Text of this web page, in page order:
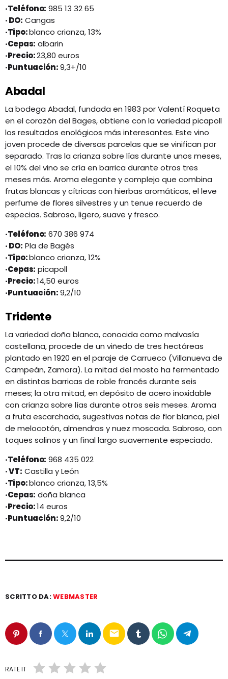
·Teléfono: 985 13 32 65
· DO: Cangas
·Tipo:blanco crianza, 13%
·Cepas: albarin
·Precio:23,80 euros
·Puntuación:9,3+/10
Abadal
La bodega Abadal, fundada en 1983 por Valentí Roqueta
en el corazón del Bages, obtiene con la variedad picapoll
los resultados enológicos más interesantes. Este vino
joven procede de diversas parcelas que se vinifican por
separado. Tras la crianza sobre lías durante unos meses,
el 10% del vino se cría en barrica durante otros tres
meses más. Aroma elegante y complejo que combina
frutas blancas y cítricas con hierbas aromáticas, el leve
perfume de flores silvestres y un tenue recuerdo de
especias. Sabroso, ligero, suave y fresco.
·Teléfono: 670 386 974
· DO: Pla de Bagés
·Tipo:blanco crianza, 12%
·Cepas: picapoll
·Precio:14,50 euros
·Puntuación:9,2/10
Tridente
La variedad doña blanca, conocida como malvasía
castellana, procede de un viñedo de tres hectáreas
plantado en 1920 en el paraje de Carrueco (Villanueva de
Campeán, Zamora). La mitad del mosto ha fermentado
en distintas barricas de roble francés durante seis
meses; la otra mitad, en depósito de acero inoxidable
con crianza sobre lías durante otros seis meses. Aroma
a fruta escarchada, sugestivas notas de flor blanca, piel
de melocotón, almendras y nuez moscada. Sabroso, con
toques salinos y un final largo suavemente especiado.
·Teléfono: 968 435 022
· VT: Castilla y León
·Tipo:blanco crianza, 13,5%
·Cepas: doña blanca
·Precio:14 euros
·Puntuación:9,2/10
SCRITTO DA:WEBMASTER
email
RATE IT